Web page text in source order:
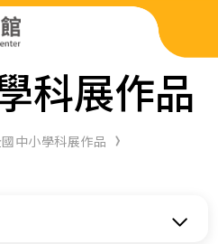
科展作品
國中小學科展作品